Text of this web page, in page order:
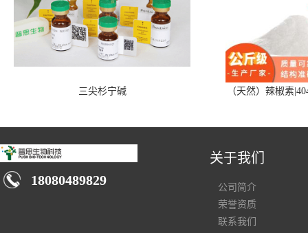
三尖杉宁碱 （天然）辣椒素
18080489829
关于我们
公司简介
荣誉资质
联系我们